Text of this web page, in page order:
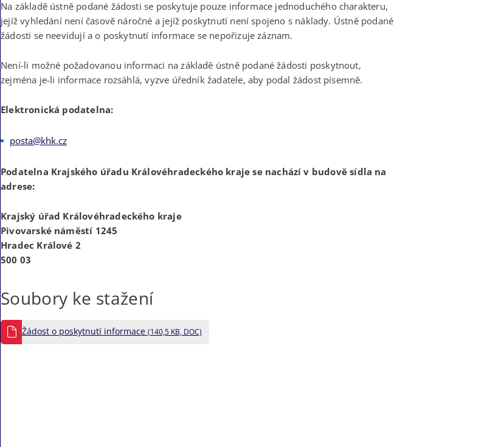
Na základě ústně podané žádosti se poskytuje pouze informace jednoduchého charakteru,
jejíž vyhledání není časově náročné a jejíž poskytnutí není spojeno s náklady. Ústně podané
žádosti se neevidují a o poskytnutí informace se nepořizuje záznam.
Není-li možné požadovanou informaci na základě ústně podané žádosti poskytnout,
zejména je-li informace rozsáhlá, vyzve úředník žadatele, aby podal žádost písemně.
Elektronická podatelna:
posta@khk.cz
Podatelna Krajského úřadu Královéhradeckého kraje se nachází v budově sídla na
adrese:
Krajský úřad Královéhradeckého kraje
Pivovarské náměstí 1245
Hradec Králové 2
500 03
Soubory ke stažení
Žádost o poskytnutí informace (140,5 KB, DOC)